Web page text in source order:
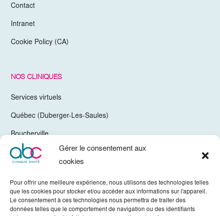
Gérer le consentement aux
cookies
Pour offrir une meilleure expérience, nous utilisons des technologies telles
que les cookies pour stocker et/ou accéder aux informations sur l'appareil.
Le consentement à ces technologies nous permettra de traiter des
données telles que le comportement de navigation ou des identifiants
Contact
Intranet
Cookie Policy (CA)
NOS CLINIQUES
Services virtuels
Québec (Duberger-Les-Saules)
Boucherville
Trois-Rivières
Valleyfield
Mirabel